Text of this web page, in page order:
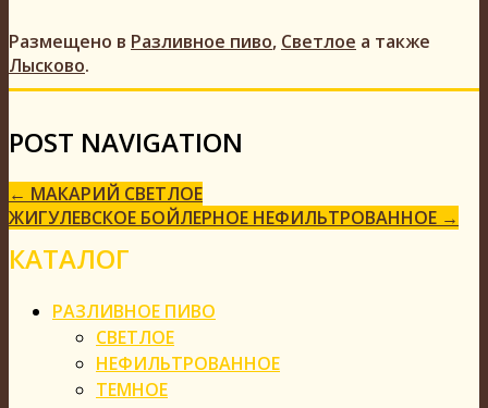
Размещено в Разливное пиво, Светлое а также
Лысково.
POST NAVIGATION
← МАКАРИЙ СВЕТЛОЕ
ЖИГУЛЕВСКОЕ БОЙЛЕРНОЕ НЕФИЛЬТРОВАННОЕ →
КАТАЛОГ
РАЗЛИВНОЕ ПИВО
СВЕТЛОЕ
НЕФИЛЬТРОВАННОЕ
ТЕМНОЕ